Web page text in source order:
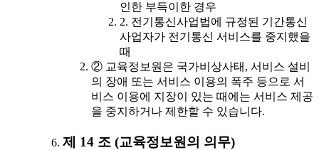
인한 부득이한 경우
2. 전기통신사업법에 규정된 기간통신
사업자가 전기통신 서비스를 중지했을
때
② 교육정보원은 국가비상사태, 서비스 설비
의 장애 또는 서비스 이용의 폭주 등으로 서
비스 이용에 지장이 있는 때에는 서비스 제공
을 중지하거나 제한할 수 있습니다.
제 14 조 (교육정보원의 의무)